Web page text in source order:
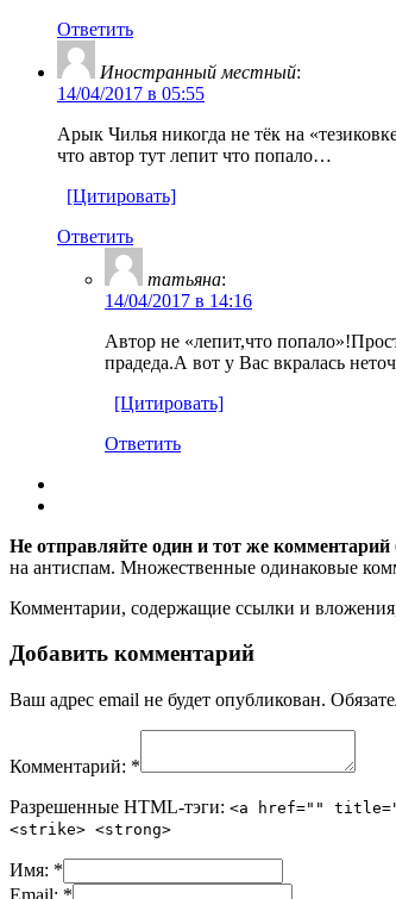
Ответить
Иностранный местный:
14/04/2017 в 05:55
Арык Чилья никогда не тёк на
что автор тут лепит что попало…
[Цитировать]
Ответить
татьяна:
14/04/2017 в 14:16
Автор не «лепит,что
прадеда.А вот у Вас вкралась
[Цитировать]
Ответить
Не отправляйте один и тот же комментарий
на антиспам. Множественные одинаковые
Комментарии, содержащие ссылки и
Добавить комментарий
Ваш адрес email не будет опубликован.
Комментарий: *
Разрешенные HTML-тэги: <a href=""
<strike> <strong>
Имя: *
Email: *